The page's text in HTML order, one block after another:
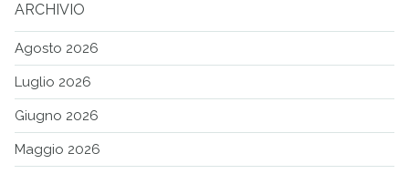
ARCHIVIO
Agosto 2026
Luglio 2026
Giugno 2026
Maggio 2026